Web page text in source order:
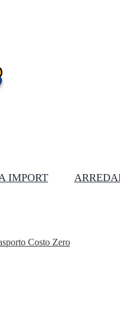
IMPORT
Costo Zero